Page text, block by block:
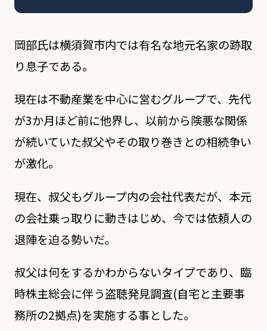
岡部氏は横須賀市内では有名な地元名家の跡取
り息子である。
現在は不動産業を中心に営むグループで、先代
が3か月ほど前に他界し、以前から険悪な関係
が続いていた叔父やその取り巻きとの相続争い
が激化。
現在、叔父もグループ内の会社代表だが、本元
の会社乗っ取りに動きはじめ、今では依頼人の
退陣を迫る勢いだ。
叔父は何をするかわからないタイプであり、臨
時株主総会に伴う盗聴発見調査(自宅と主要事
務所の2拠点)を実施する事とした。